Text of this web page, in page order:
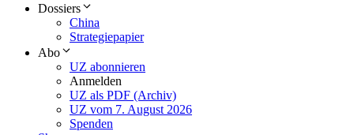
Dossiers
China
Strategiepapier
Abo
UZ abonnieren
Anmelden
UZ als PDF (Archiv)
UZ vom 7. August 2026
Spenden